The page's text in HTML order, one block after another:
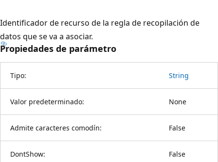
Identificador de recurso de la regla de recopilación de
datos que se va a asociar.
Propiedades de parámetro
Tipo: String
Valor predeterminado: None
Admite caracteres comodín: False
DontShow: False